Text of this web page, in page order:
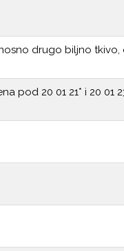
drugo biljno tkivo,
pod 20 01 21* i 20 01